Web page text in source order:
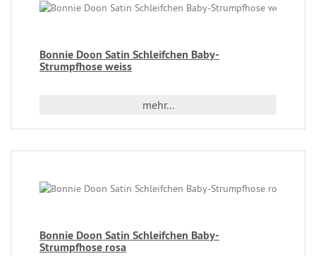
Bonnie Doon Satin Schleifchen Baby-
Strumpfhose weiss
mehr...
Bonnie Doon Satin Schleifchen Baby-
Strumpfhose rosa